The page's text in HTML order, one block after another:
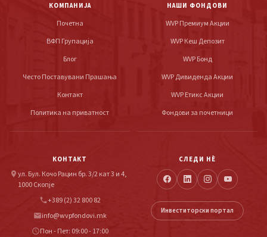
КОМПАНИЈА
Почетна
ВФП Групација
Блог
Често Поставувани Прашања
Контакт
Политика на приватност
НАШИ ФОНДОВИ
WVP Премиум Акции
WVP Кеш Депозит
WVP Бонд
WVP Дивиденда Акции
WVP Етикс Акции
Фондови за почетници
КОНТАКТ
location_on ул. Бул. Кочо Рацин бр. 3/2 кат 3 и 4,
1000 Скопје
phone+389 (2) 32 800 82
emailinfo@wvpfondovi.mk
scheduleПон - Пет: 09:00 - 17:00
СЛЕДИ НÈ
Инвеститорски портал